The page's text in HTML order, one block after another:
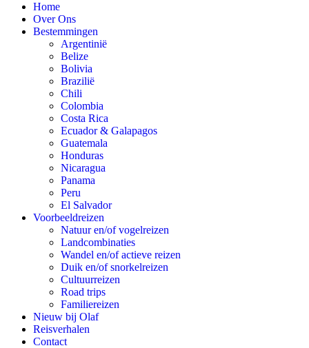
Home
Over Ons
Bestemmingen
Argentinië
Belize
Bolivia
Brazilië
Chili
Colombia
Costa Rica
Ecuador & Galapagos
Guatemala
Honduras
Nicaragua
Panama
Peru
El Salvador
Voorbeeldreizen
Natuur en/of vogelreizen
Landcombinaties
Wandel en/of actieve reizen
Duik en/of snorkelreizen
Cultuurreizen
Road trips
Familiereizen
Nieuw bij Olaf
Reisverhalen
Contact